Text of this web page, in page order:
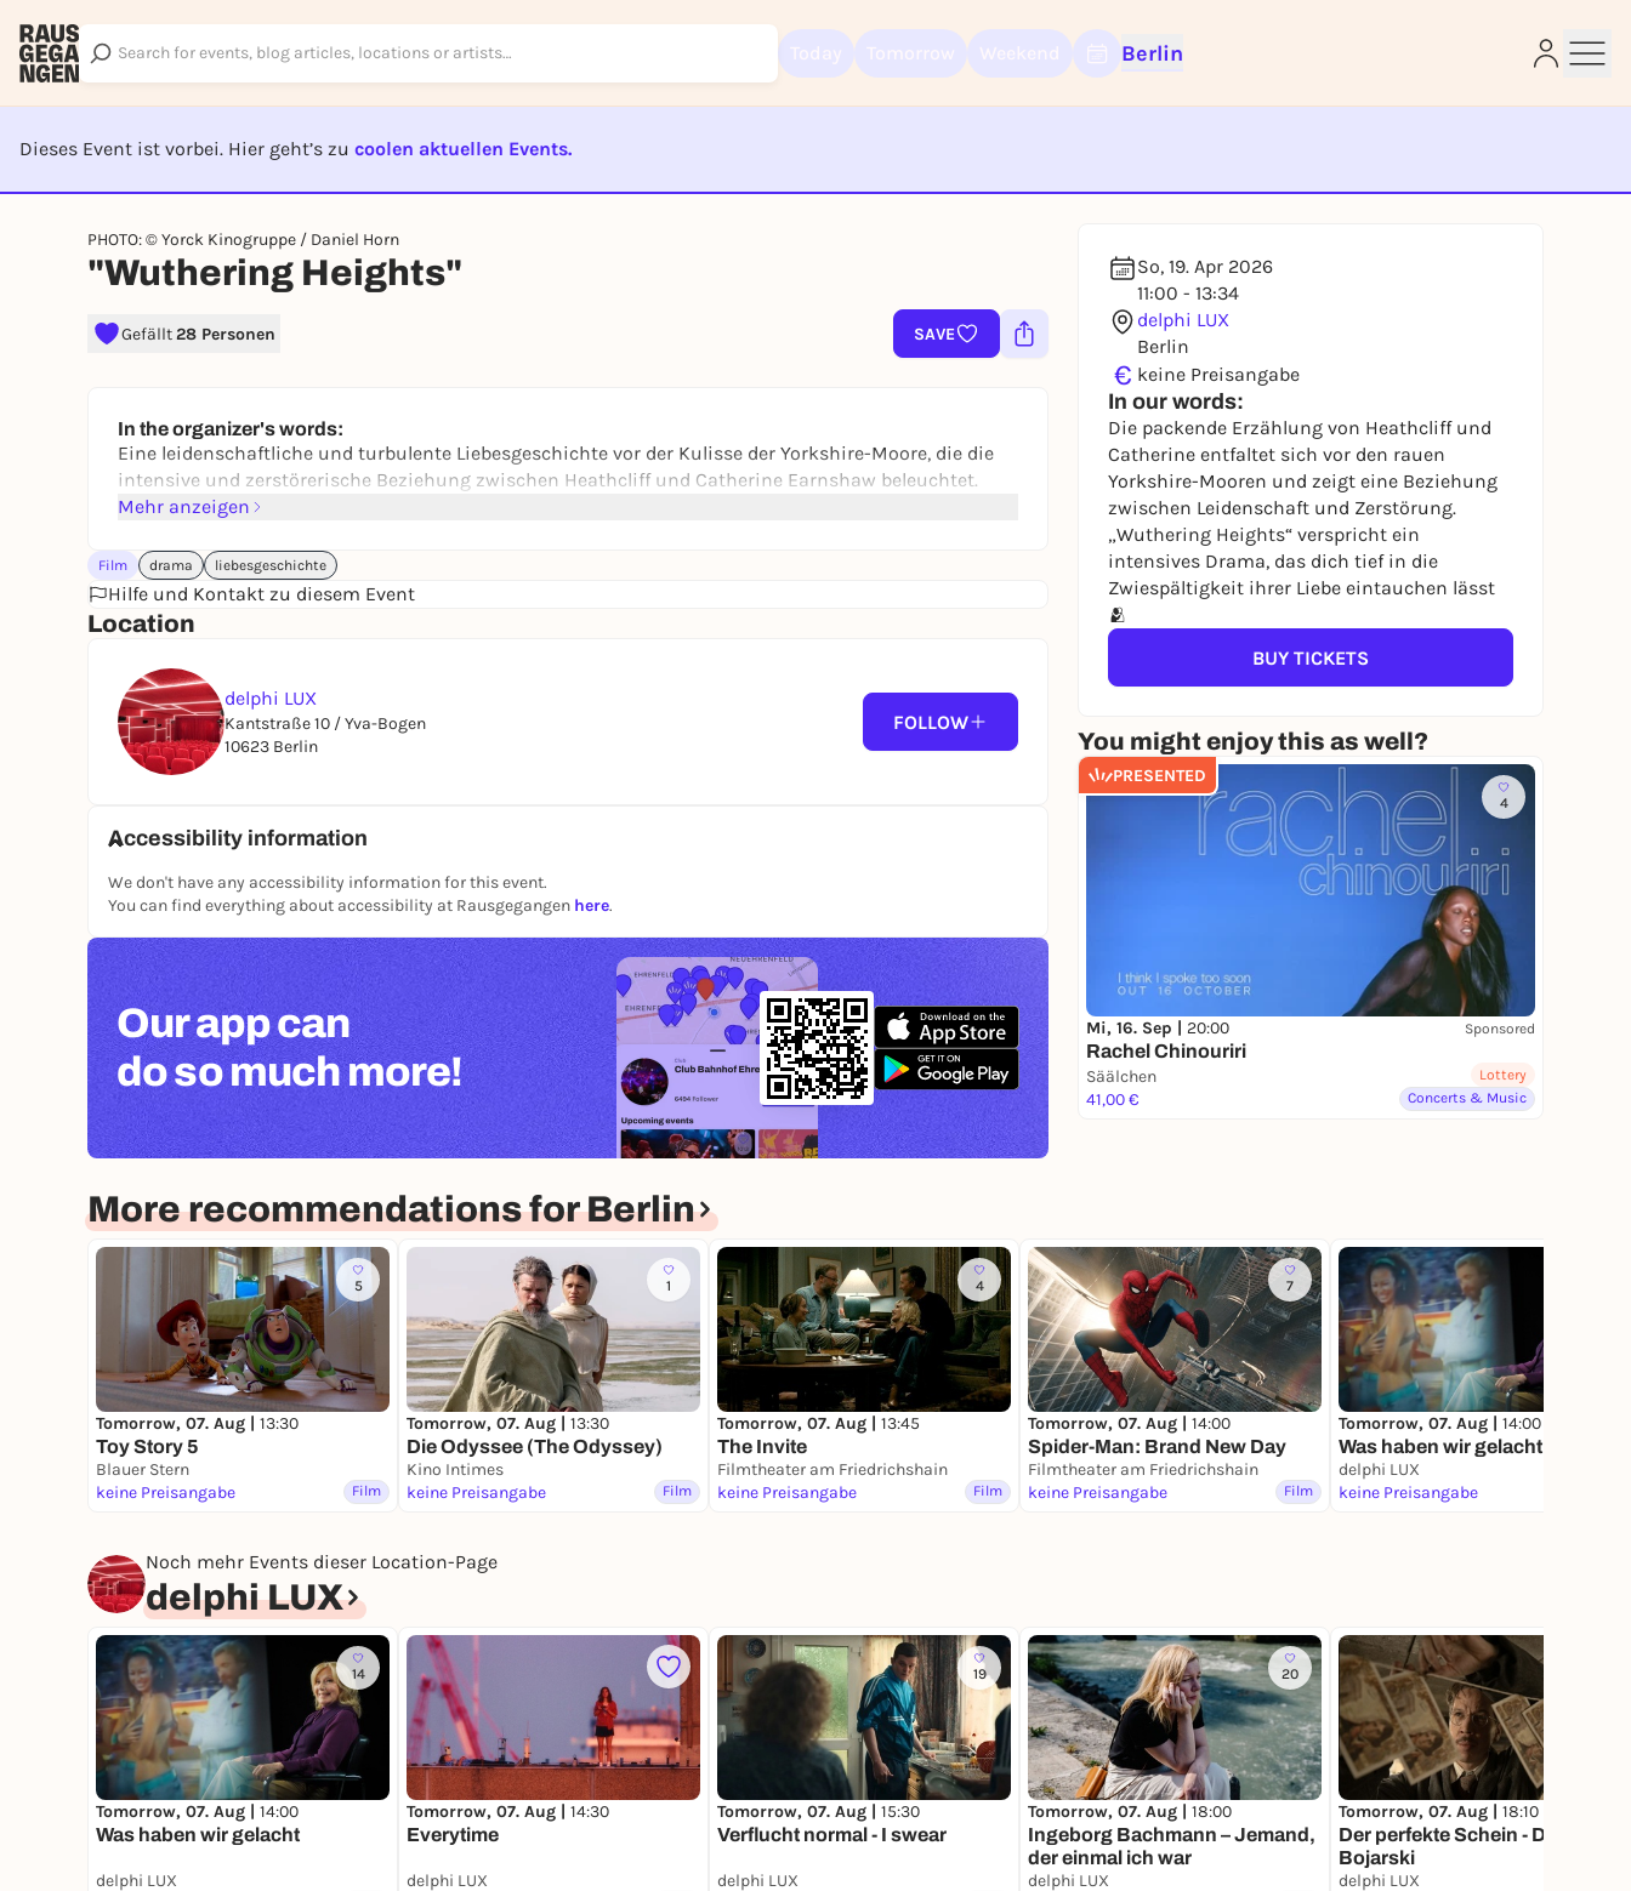
Berlin
Dieses Event ist vorbei. Hier geht’s zu coolen aktuellen Events.
PHOTO: © Yorck Kinogruppe / Daniel Horn
"Wuthering Heights"
Gefällt28 Personen SAVE
So, 19. Apr 2026
11:00 - 13:34
delphi LUX
Berlin
€ keine Preisangabe
In our words:
Die packende Erzählung von Heathcliff und
Catherine entfaltet sich vor den rauen
Yorkshire-Mooren und zeigt eine Beziehung
zwischen Leidenschaft und Zerstörung.
„Wuthering Heights“ verspricht ein
intensives Drama, das dich tief in die
Zwiespältigkeit ihrer Liebe eintauchen lässt
🫂
BUY TICKETS
You might enjoy this as well?
PRESENTED
4
Mi, 16. Sep | 20:00 Sponsored
Rachel Chinouriri
Säälchen
41,00 €
Lottery
Concerts & Music
In the organizer's words:
Eine leidenschaftliche und turbulente Liebesgeschichte vor der Kulisse der Yorkshire-Moore, die die
intensive und zerstörerische Beziehung zwischen Heathcliff und Catherine Earnshaw beleuchtet.
Mehr anzeigen
Film drama liebesgeschichte
Hilfe und Kontakt zu diesem Event
Location
delphi LUX
Kantstraße 10 / Yva-Bogen
10623 Berlin
FOLLOW
Accessibility information
We don't have any accessibility information for this event.
You can find everything about accessibility at Rausgegangen here.
Our app can
do so much more!
More recommendations for Berlin
5
Tomorrow, 07. Aug | 13:30
Toy Story 5
Blauer Stern
keine Preisangabe
Film
1
Tomorrow, 07. Aug | 13:30
Die Odyssee (The Odyssey)
Kino Intimes
keine Preisangabe
Film
4
Tomorrow, 07. Aug | 13:45
The Invite
Filmtheater am Friedrichshain
keine Preisangabe
Film
7
Tomorrow, 07. Aug | 14:00
Spider-Man: Brand New Day
Filmtheater am Friedrichshain
keine Preisangabe
Film
Tomorrow, 07. Aug | 14:00
Was haben wir gelacht
delphi LUX
keine Preisangabe
Noch mehr Events dieser Location-Page
delphi LUX
14
Tomorrow, 07. Aug | 14:00
Was haben wir gelacht
delphi LUX
Tomorrow, 07. Aug | 14:30
Everytime
delphi LUX
19
Tomorrow, 07. Aug | 15:30
Verflucht normal - I swear
delphi LUX
20
Tomorrow, 07. Aug | 18:00
Ingeborg Bachmann – Jemand,
der einmal ich war
delphi LUX
Tomorrow, 07. Aug | 18:10
Der perfekte Schein - Der Fall
Bojarski
delphi LUX
To like events, follow pages, or participate in lotteries, you need a free